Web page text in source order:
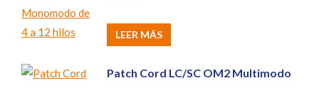
LEER MÁS
Patch Cord LC/SC OM2 Multimodo